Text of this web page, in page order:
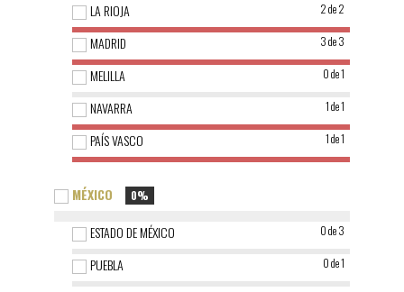
LA RIOJA 2 de 2
MADRID 3 de 3
MELILLA 0 de 1
NAVARRA 1 de 1
PAÍS VASCO 1 de 1
MÉXICO 0%
ESTADO DE MÉXICO 0 de 3
PUEBLA 0 de 1